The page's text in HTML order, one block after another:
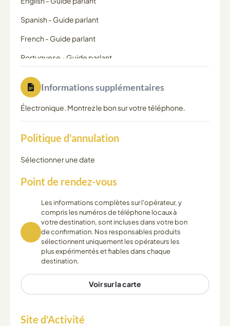
Spanish - Guide parlant
French - Guide parlant
Portuguese - Guide parlant
Informations supplémentaires
Électronique. Montrez le bon sur votre téléphone.
Politique d'annulation
Sélectionner une date
Point de rendez-vous
Les informations complètes sur l'opérateur, y
compris les numéros de téléphone locaux à
votre destination, sont incluses dans votre bon
de confirmation. Nos responsables produits
sélectionnent uniquement les opérateurs les
plus expérimentés et fiables dans chaque
destination.
Voir sur la carte
Site d'Activité